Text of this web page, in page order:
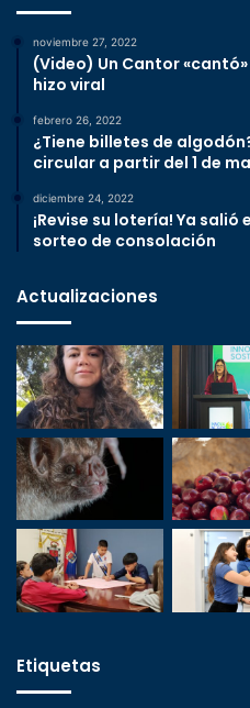
noviembre 27, 2022
(Video) Un Cantor
hizo viral
febrero 26, 2022
¿Tiene billetes de
circular a partir del 1 de
diciembre 24, 2022
¡Revise su lotería! Ya
sorteo de consolación
Actualizaciones
Etiquetas